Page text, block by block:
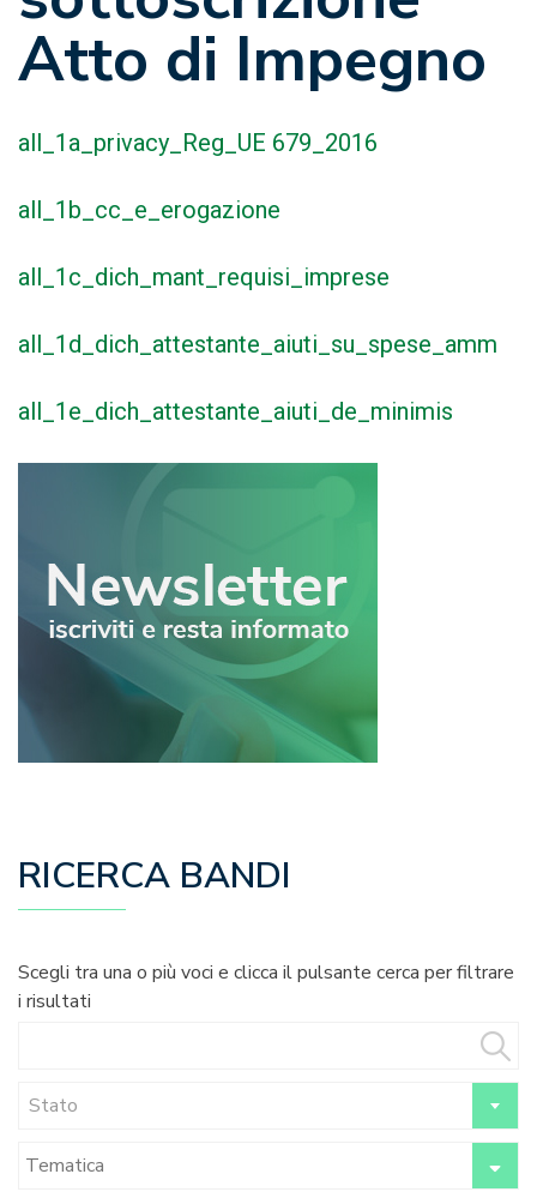
Atto di Impegno
all_1a_privacy_Reg_UE 679_2016
all_1b_cc_e_erogazione
all_1c_dich_mant_requisi_imprese
all_1d_dich_attestante_aiuti_su_spese_amm
all_1e_dich_attestante_aiuti_de_minimis
RICERCA BANDI
Scegli tra una o più voci e clicca il pulsante cerca per filtrare
i risultati
Stato